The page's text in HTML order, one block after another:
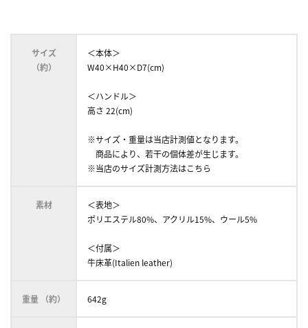
サイズ
（約）
＜本体＞
W40×H40×D7(cm)
＜ハンドル＞
高さ 22(cm)
※サイズ・重量は当店計測値となります。
商品により、若干の個体差が生じます。
※当店のサイズ計測方法はこちら
素材
＜表地＞
ポリエステル80%、アクリル15%、ウール5%
＜付属＞
牛床革(Italien leather)
重量 （約） 642g